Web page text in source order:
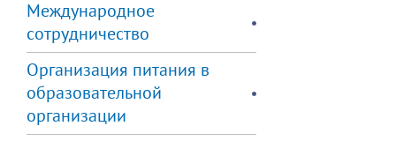
Международное
сотрудничество
Организация питания в
образовательной
организации